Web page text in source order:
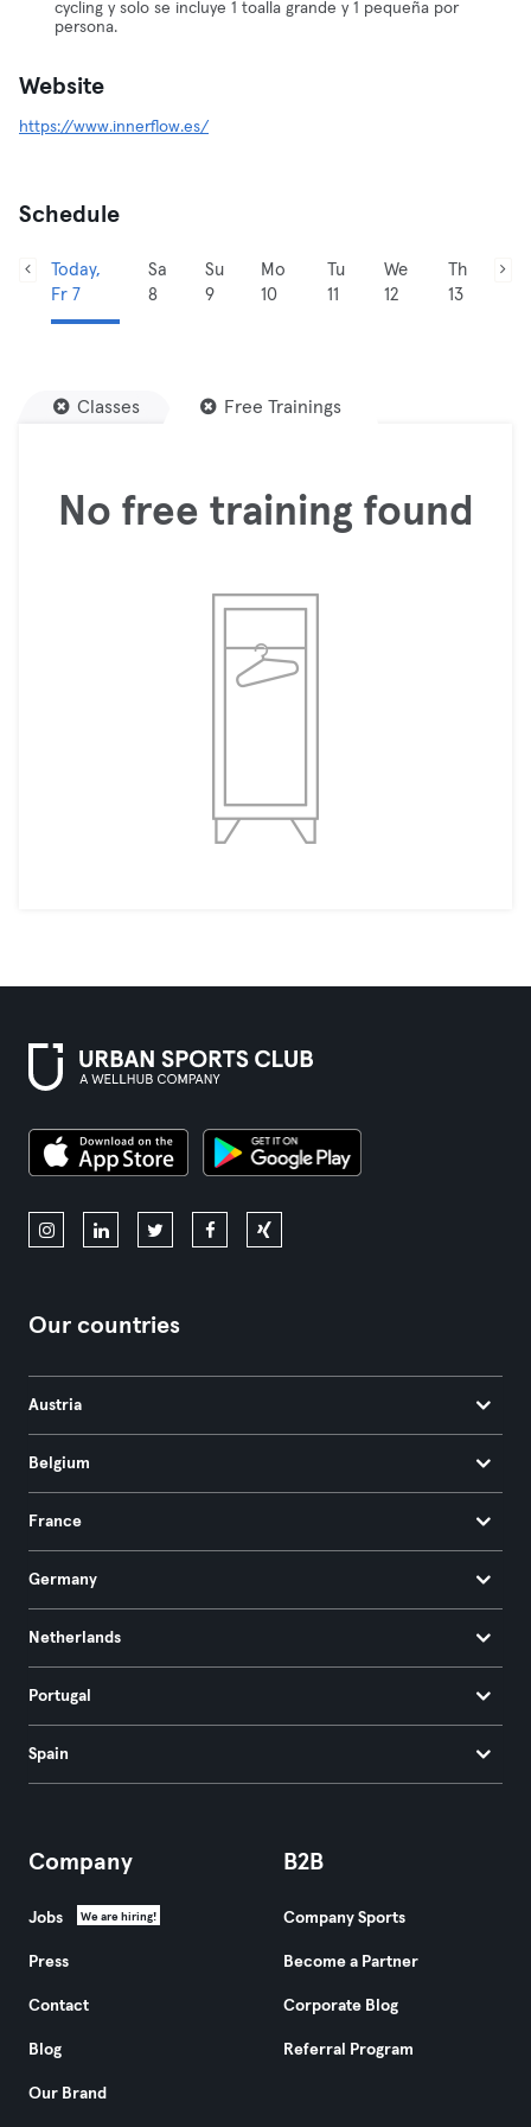
cycling y solo se incluye 1 toalla grande y 1 pequeña por
persona.
Website
https://www.innerflow.es/
Schedule
Today,
Fr 7
Sa
8
Su
9
Mo
10
Tu
11
We
12
Th
13
Classes Free Trainings
No free training found
Our countries
Austria
Belgium
France
Germany
Netherlands
Portugal
Spain
Company
Jobs We are hiring!
Press
Contact
Blog
Our Brand
B2B
Company Sports
Become a Partner
Corporate Blog
Referral Program